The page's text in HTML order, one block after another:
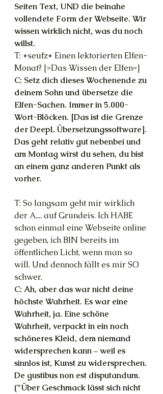
Seiten Text, UND die beinahe
vollendete Form der Webseite. Wir
wissen wirklich nicht, was du noch
willst.
T: *seufz* Einen lektorierten Elfen-
Monat? [»Das Wissen der Elfen«]
C: Setz dich dieses Wochenende zu
deinem Sohn und übersetze die
Elfen-Sachen. Immer in 5.000-
Wort-Blöcken. [Das ist die Grenze
der DeepL Übersetzungssoftware].
Das geht relativ gut nebenbei und
am Montag wirst du sehen, du bist
an einem ganz anderen Punkt als
vorher.
T: So langsam geht mir wirklich
der A.... auf Grundeis. Ich HABE
schon einmal eine Webseite online
gegeben, ich BIN bereits im
öffentlichen Licht, wenn man so
will. Und dennoch fällt es mir SO
schwer.
C: Ah, aber das war nicht deine
höchste Wahrheit. Es war eine
Wahrheit, ja. Eine schöne
Wahrheit, verpackt in ein noch
schöneres Kleid, dem niemand
widersprechen kann – weil es
sinnlos ist, Kunst zu widersprechen.
De gustibus non est disputandum.
("Über Geschmack lässt sich nicht